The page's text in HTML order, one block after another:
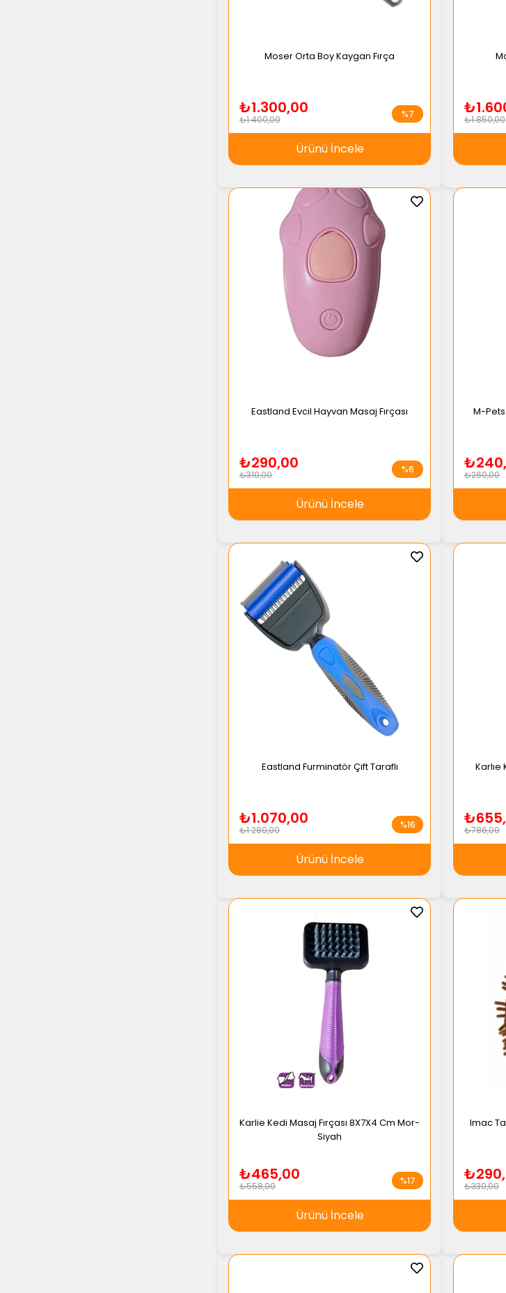
Moser Orta Boy Kaygan Fırça
₺1.300,00
₺1.400,00
Ürünü İncele
%7 ₺1.850,00
Eastland Evcil Hayvan Masaj Fırçası
₺290,00
₺310,00
Ürünü İncele
%6
M-
₺260,00
Eastland Furminatör Çift Taraflı
₺1.070,00
₺1.280,00
Ürünü İncele
%16
Karlıe
₺786,00
Karlie Kedi Masaj Fırçası 8X7X4 Cm Mor-
Siyah
₺465,00
₺558,00
Ürünü İncele
%17
Imac
₺330,00